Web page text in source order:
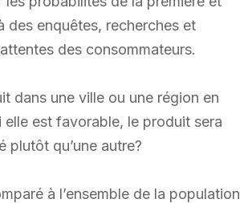
des enquêtes, recherches et
des consommateurs.
dans une ville ou une région en
est favorable, le produit sera
qu’une autre?
à l’ensemble de la population